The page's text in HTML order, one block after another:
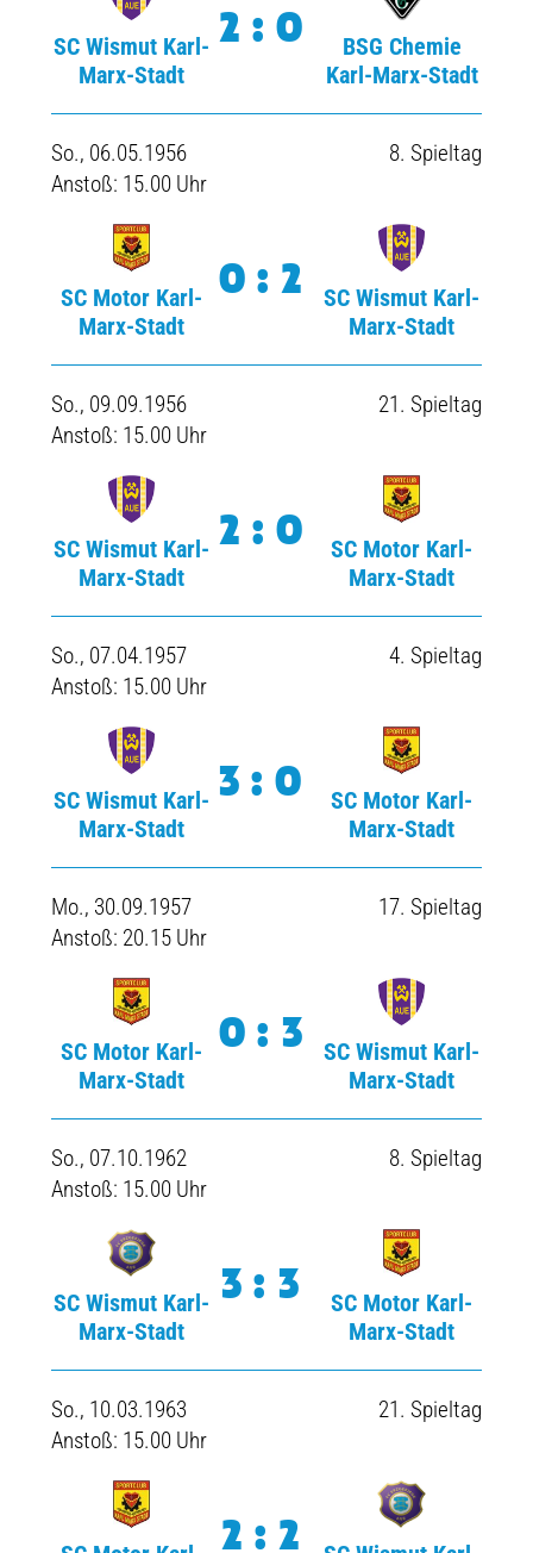
SC Wismut Karl-
Marx-Stadt
2:0
BSG Chemie
Karl-Marx-Stadt
So., 06.05.1956
Anstoß: 15.00 Uhr
8. Spieltag
SC Motor Karl-
Marx-Stadt
0:2
SC Wismut Karl-
Marx-Stadt
So., 09.09.1956
Anstoß: 15.00 Uhr
21. Spieltag
SC Wismut Karl-
Marx-Stadt
2:0
SC Motor Karl-
Marx-Stadt
So., 07.04.1957
Anstoß: 15.00 Uhr
4. Spieltag
SC Wismut Karl-
Marx-Stadt
3:0
SC Motor Karl-
Marx-Stadt
Mo., 30.09.1957
Anstoß: 20.15 Uhr
17. Spieltag
SC Motor Karl-
Marx-Stadt
0:3
SC Wismut Karl-
Marx-Stadt
So., 07.10.1962
Anstoß: 15.00 Uhr
8. Spieltag
SC Wismut Karl-
Marx-Stadt
3:3
SC Motor Karl-
Marx-Stadt
So., 10.03.1963
Anstoß: 15.00 Uhr
21. Spieltag
2:2